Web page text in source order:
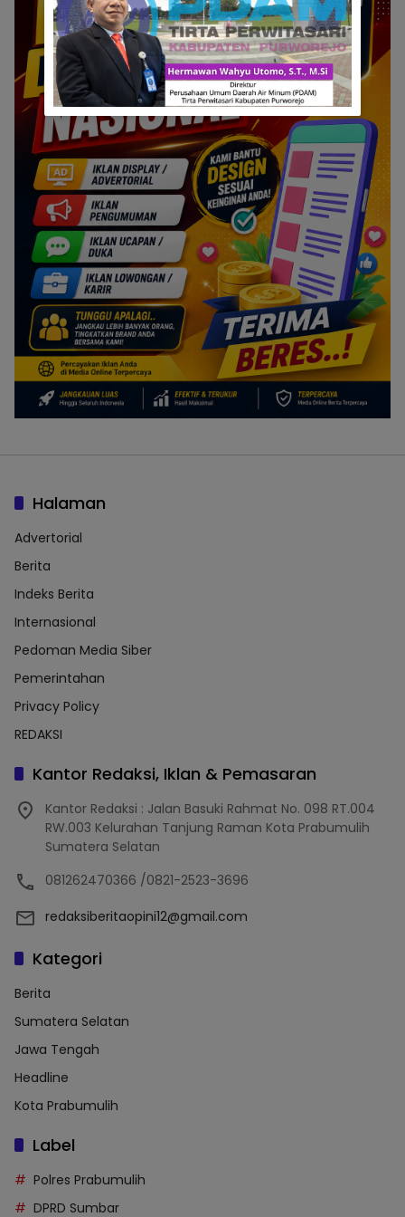
Halaman
Advertorial
Berita
Indeks Berita
Internasional
Pedoman Media Siber
Pemerintahan
Privacy Policy
REDAKSI
Kantor Redaksi, Iklan & Pemasaran
Kantor Redaksi : Jalan Basuki Rahmat No. 098 RT.004
RW.003 Kelurahan Tanjung Raman Kota Prabumulih
Sumatera Selatan
081262470366 /0821-2523-3696
redaksiberitaopini12@gmail.com
Kategori
Berita
Sumatera Selatan
Jawa Tengah
Headline
Kota Prabumulih
Label
Polres Prabumulih
DPRD Sumbar